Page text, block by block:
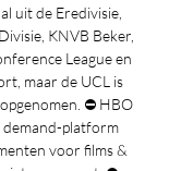
uit de Eredivisie,
KNVB Beker,
League en
maar de UCL is
⛔️ HBO
platform
voor films &